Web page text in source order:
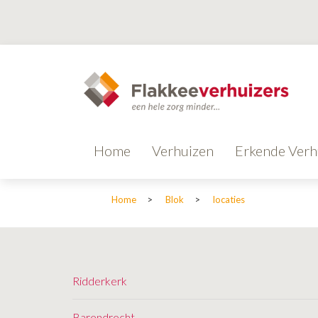
Home Verhuizen Erkende
Home > Blok > locaties
Ridderkerk